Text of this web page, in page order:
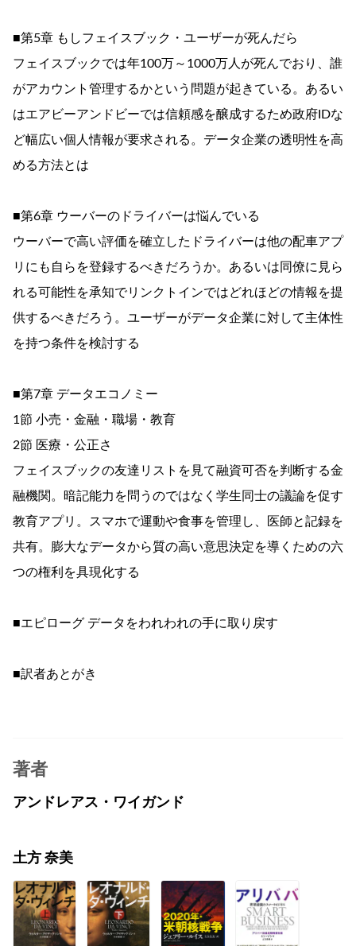
■第5章 もしフェイスブック・ユーザーが死んだら
フェイスブックでは年100万～1000万人が死んでおり、誰
がアカウント管理するかという問題が起きている。あるい
はエアビーアンドビーでは信頼感を醸成するため政府IDな
ど幅広い個人情報が要求される。データ企業の透明性を高
める方法とは
■第6章 ウーバーのドライバーは悩んでいる
ウーバーで高い評価を確立したドライバーは他の配車アプ
リにも自らを登録するべきだろうか。あるいは同僚に見ら
れる可能性を承知でリンクトインではどれほどの情報を提
供するべきだろう。ユーザーがデータ企業に対して主体性
を持つ条件を検討する
■第7章 データエコノミー
1節 小売・金融・職場・教育
2節 医療・公正さ
フェイスブックの友達リストを見て融資可否を判断する金
融機関。暗記能力を問うのではなく学生同士の議論を促す
教育アプリ。スマホで運動や食事を管理し、医師と記録を
共有。膨大なデータから質の高い意思決定を導くための六
つの権利を具現化する
■エピローグ データをわれわれの手に取り戻す
■訳者あとがき
著者
アンドレアス・ワイガンド
土方 奈美